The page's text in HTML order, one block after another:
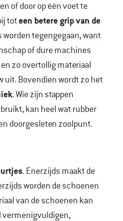
of door op één voet te
toteen betere grip van de
tegengegaan, want
of dure machines
zo overtollig materiaal
uit. Bovendien wordt zo het
. Wie zijn stappen
kan heel wat rubber
doorgesleten zoolpunt.
. Enerzijds maakt de
worden de schoenen
van de schoenen kan
vermenigvuldigen,